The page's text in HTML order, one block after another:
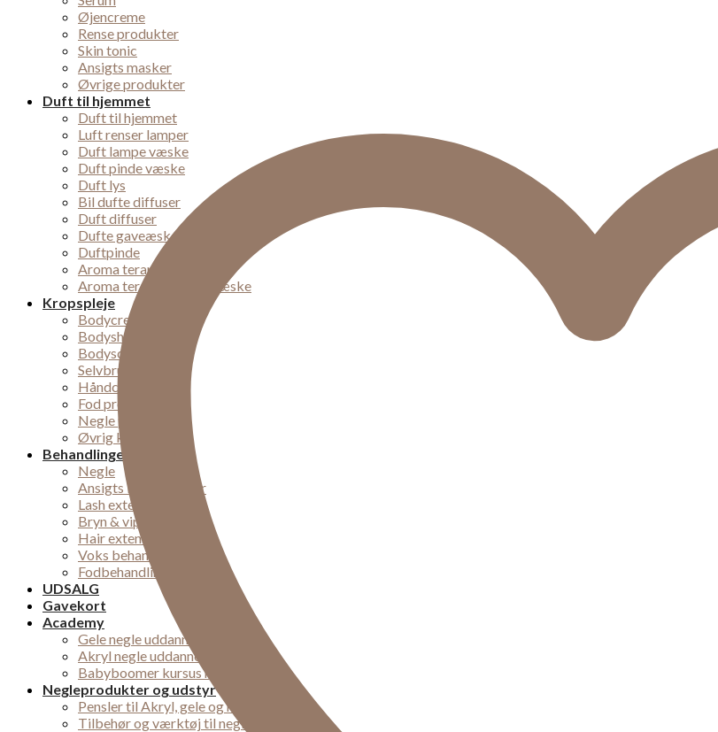
Øjencreme
Rense produkter
Skin tonic
Ansigts masker
Øvrige produkter
Duft til hjemmet
Duft til hjemmet
Luft renser lamper
Duft lampe væske
Duft pinde væske
Duft lys
Bil dufte diffuser
Duft diffuser
Dufte gaveæsker
Duftpinde
Aroma terapi lampe
Aroma terapi diffuser væske
Kropspleje
Bodycremer
Bodyshampoo
Bodyscrub
Selvbruner
Håndcremer
Fod produkter
Negle pleje
Øvrig kropspleje
Behandlinger
Negle
Ansigts behandlinger
Lash extensions
Bryn & vipper
Hair extensions
Voks behandling
Fodbehandlinger
UDSALG
Gavekort
Academy
Gele negle uddannelse
Akryl negle uddannelse
Babyboomer kursus midtjylland
Negleprodukter og udstyr
Pensler til Akryl, gele og nail-art
Tilbehør og værktøj til negle